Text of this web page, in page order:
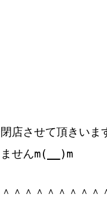
店させて頂きいま
せんm(__)m
＾＾＾＾＾＾＾